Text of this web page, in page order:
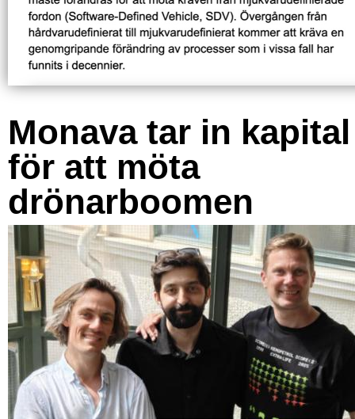
Monava tar in kapital
för att möta
drönarboomen